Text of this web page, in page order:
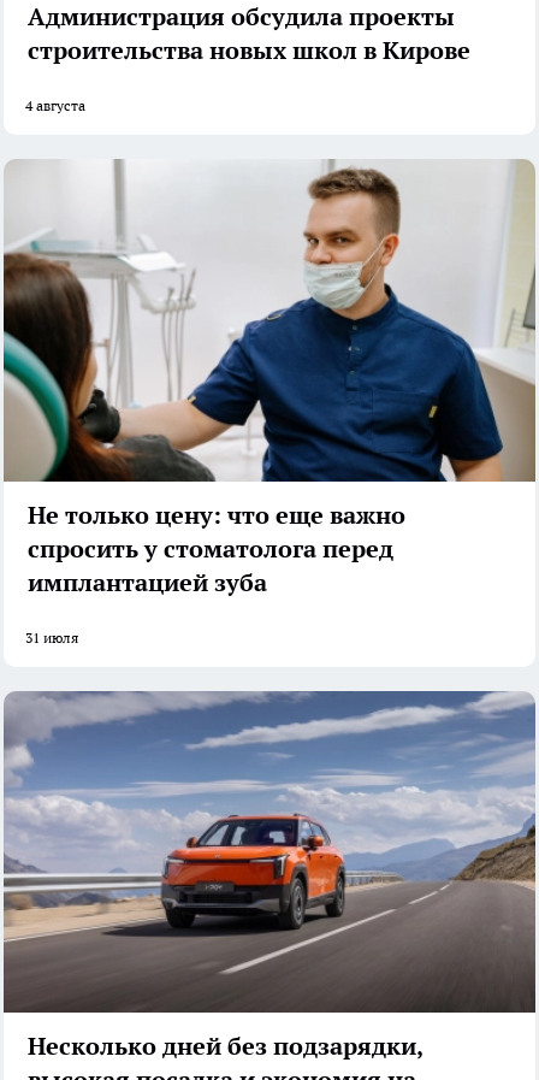
Администрация обсудила проекты
строительства новых школ в Кирове
4 августа
Не только цену: что еще важно
спросить у стоматолога перед
имплантацией зуба
31 июля
Несколько дней без подзарядки,